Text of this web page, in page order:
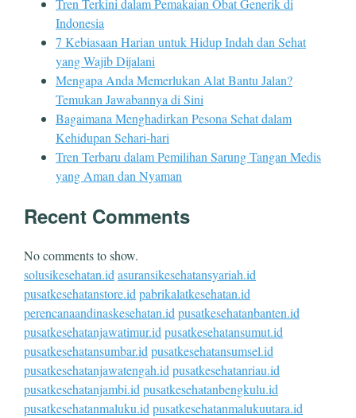
Tren Terkini dalam Pemakaian Obat Generik di
Indonesia
7 Kebiasaan Harian untuk Hidup Indah dan Sehat
yang Wajib Dijalani
Mengapa Anda Memerlukan Alat Bantu Jalan?
Temukan Jawabannya di Sini
Bagaimana Menghadirkan Pesona Sehat dalam
Kehidupan Sehari-hari
Tren Terbaru dalam Pemilihan Sarung Tangan Medis
yang Aman dan Nyaman
Recent Comments
No comments to show.
solusikesehatan.id asuransikesehatansyariah.id
pusatkesehatanstore.id pabrikalatkesehatan.id
perencanaandinaskesehatan.id pusatkesehatanbanten.id
pusatkesehatanjawatimur.id pusatkesehatansumut.id
pusatkesehatansumbar.id pusatkesehatansumsel.id
pusatkesehatanjawatengah.id pusatkesehatanriau.id
pusatkesehatanjambi.id pusatkesehatanbengkulu.id
pusatkesehatanmaluku.id pusatkesehatanmalukuutara.id